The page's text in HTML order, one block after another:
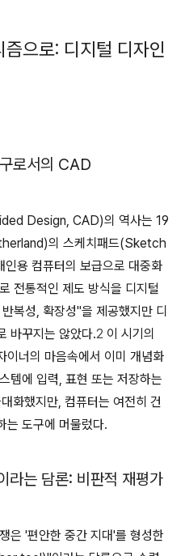
으로: 디지털 디자인
로서의 CAD
Design, CAD)의 역사는 19
의 스케치패드(Sketch
용 컴퓨터의 보급으로 대중화
전통적인 제도 방식을 디지털
복성, 확장성"을 제공했지만 디
바꾸지는 않았다.2 이 시기의
이너의 마음속에서 이미 개념화
템에 입력, 표현 또는 저장하는
화했지만, 컴퓨터는 여전히 건
는 도구에 머물렀다.
라는 담론: 비판적 재평가
은 '편안한 중간 지대'를 형성한